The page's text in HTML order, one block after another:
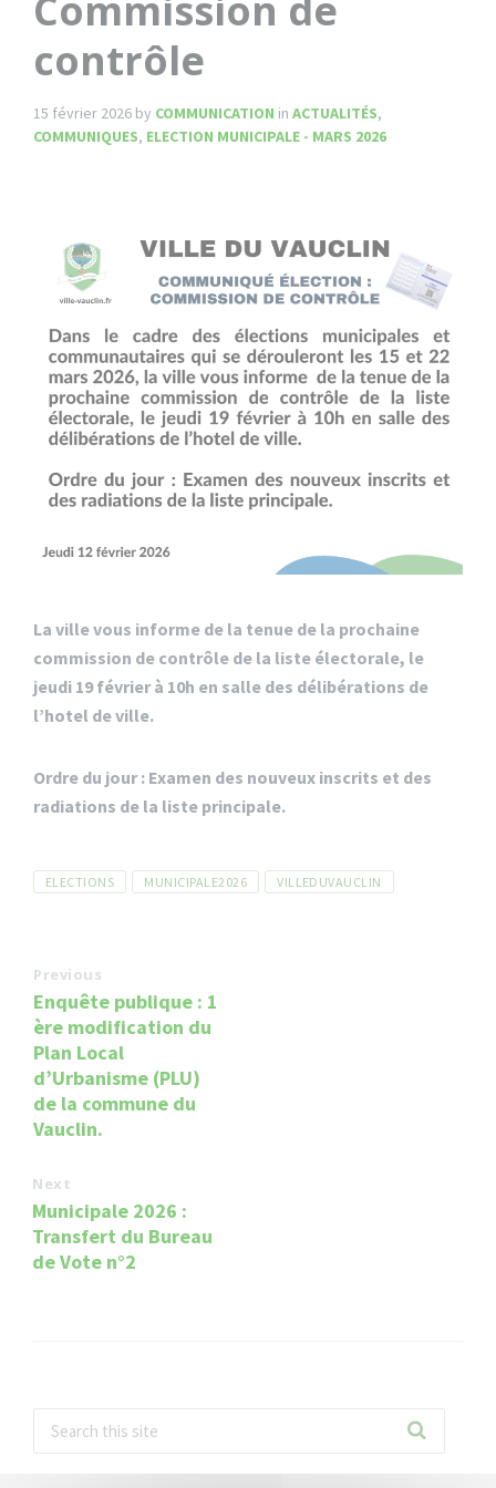
contrôle
15 février 2026 by COMMUNICATION in ACTUALITÉS,
COMMUNIQUES, ELECTION MUNICIPALE - MARS 2026
La ville vous informe de la tenue de la prochaine
commission de contrôle de la liste électorale, le
jeudi 19 février à 10h en salle des délibérations de
l’hotel de ville.
Ordre du jour : Examen des nouveux inscrits et des
radiations de la liste principale.
Tags
ELECTIONS MUNICIPALE2026 VILLEDUVAUCLIN
Previous
Enquête publique : 1
ère modification du
Plan Local
d’Urbanisme (PLU)
de la commune du
Vauclin.
Next
Municipale 2026 :
Transfert du Bureau
de Vote n°2